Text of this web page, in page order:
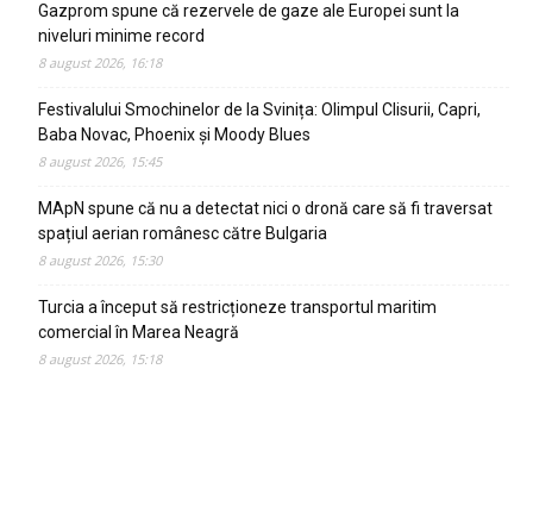
Gazprom spune că rezervele de gaze ale Europei sunt la
niveluri minime record
8 august 2026, 16:18
Festivalului Smochinelor de la Svinița: Olimpul Clisurii, Capri,
Baba Novac, Phoenix și Moody Blues
8 august 2026, 15:45
MApN spune că nu a detectat nici o dronă care să fi traversat
spațiul aerian românesc către Bulgaria
8 august 2026, 15:30
Turcia a început să restricționeze transportul maritim
comercial în Marea Neagră
8 august 2026, 15:18